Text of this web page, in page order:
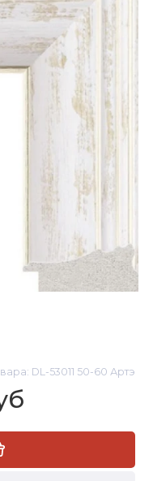
DL-53011 50-60 Артэ